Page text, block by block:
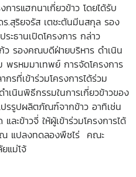
ารแฮกนาเกี่ยวข้าว โดยได้รับ
.สุริยจรัส เตชะตันมีนสกุล รอง
ะธานเปิดโครงการ กล่าว
ว รองคณบดีฝ่ายบริหาร ดำเนิน
พรหมมาเทพย์ การจัดโครงการ
รที่เข้าร่วมโครงการได้ร่วม
นินพิธีกรรมในการเกี่ยวข้าวของ
รรูปผลิตภัณฑ์จากข้าว อาทิเช่น
ละข้าวจี่ ให้ผู้เข้าร่วมโครงการได้
ณ แปลงทดลองพืชไร่ คณะ
แม่โจ้